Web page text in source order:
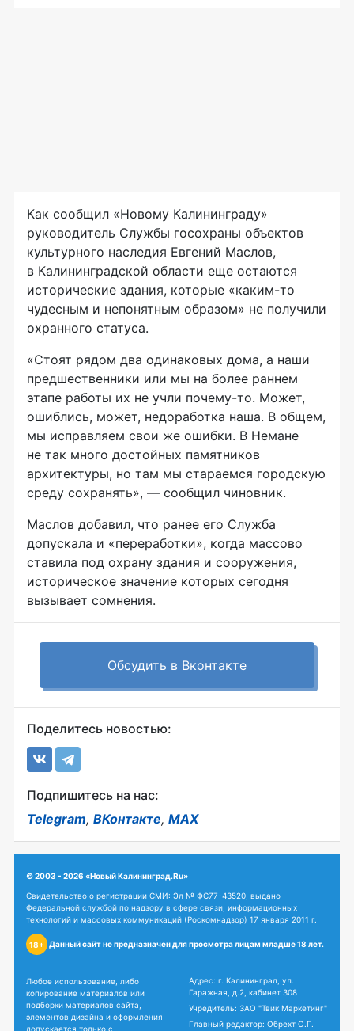
Как сообщил «Новому Калининграду»
руководитель Службы госохраны объектов
культурного наследия Евгений Маслов,
в Калининградской области еще остаются
исторические здания, которые «каким-то
чудесным и непонятным образом» не получили
охранного статуса.
«Стоят рядом два одинаковых дома, а наши
предшественники или мы на более раннем
этапе работы их не учли почему-то. Может,
ошиблись, может, недоработка наша. В общем,
мы исправляем свои же ошибки. В Немане
не так много достойных памятников
архитектуры, но там мы стараемся городскую
среду сохранять», — сообщил чиновник.
Маслов добавил, что ранее его Служба
допускала и «переработки», когда массово
ставила под охрану здания и сооружения,
историческое значение которых сегодня
вызывает сомнения.
Обсудить в Вконтакте
Поделитесь новостью:
Подпишитесь на нас:
Telegram, ВКонтакте, MAX
© 2003 - 2026 «Новый Калининград.Ru»
Свидетельство о регистрации СМИ: Эл № ФС77-43520, выдано
Федеральной службой по надзору в сфере связи, информационных
технологий и массовых коммуникаций (Роскомнадзор) 17 января 2011 г.
18+ Данный сайт не предназначен для просмотра лицам младше 18 лет.
Любое использование, либо
копирование материалов или
подборки материалов сайта,
элементов дизайна и оформления
допускается только с
Адрес: г. Калининград, ул.
Гаражная, д.2, кабинет 308
Учредитель: ЗАО "Твик Маркетинг"
Главный редактор: Обрехт О.Г.